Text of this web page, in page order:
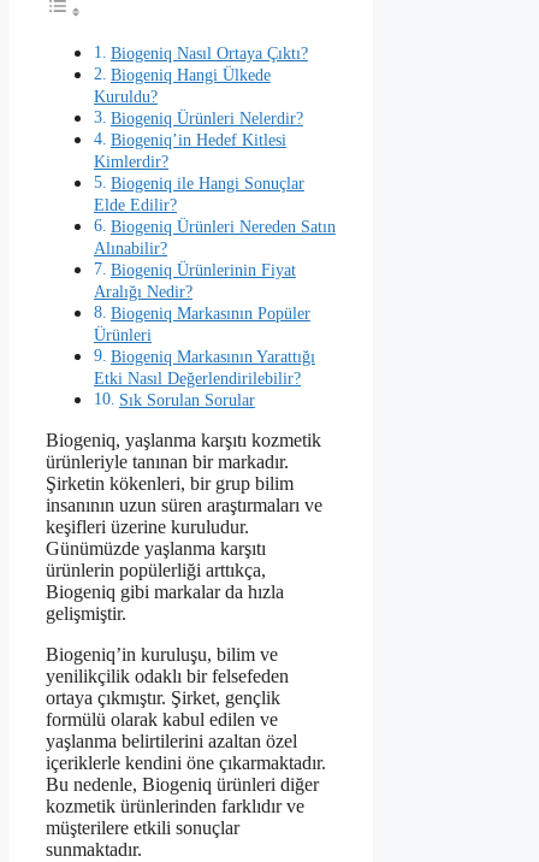
Biogeniq Nasıl Ortaya Çıktı?
Biogeniq Hangi Ülkede
Kuruldu?
Biogeniq Ürünleri Nelerdir?
Biogeniq’in Hedef Kitlesi
Kimlerdir?
Biogeniq ile Hangi Sonuçlar
Elde Edilir?
Biogeniq Ürünleri Nereden Satın
Alınabilir?
Biogeniq Ürünlerinin Fiyat
Aralığı Nedir?
Biogeniq Markasının Popüler
Ürünleri
Biogeniq Markasının Yarattığı
Etki Nasıl Değerlendirilebilir?
Sık Sorulan Sorular
Biogeniq, yaşlanma karşıtı kozmetik
ürünleriyle tanınan bir markadır.
Şirketin kökenleri, bir grup bilim
insanının uzun süren araştırmaları ve
keşifleri üzerine kuruludur.
Günümüzde yaşlanma karşıtı
ürünlerin popülerliği arttıkça,
Biogeniq gibi markalar da hızla
gelişmiştir.
Biogeniq’in kuruluşu, bilim ve
yenilikçilik odaklı bir felsefeden
ortaya çıkmıştır. Şirket, gençlik
formülü olarak kabul edilen ve
yaşlanma belirtilerini azaltan özel
içeriklerle kendini öne çıkarmaktadır.
Bu nedenle, Biogeniq ürünleri diğer
kozmetik ürünlerinden farklıdır ve
müşterilere etkili sonuçlar
sunmaktadır.